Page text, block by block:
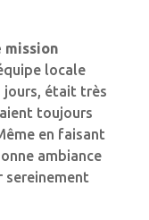
mission
locale
jours, était très
toujours
en faisant
ambiance
sereinement